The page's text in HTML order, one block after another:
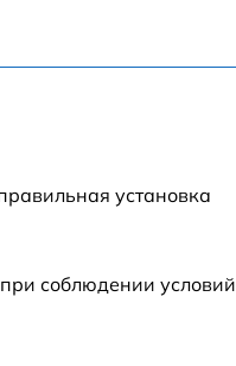
установка
соблюдении условий